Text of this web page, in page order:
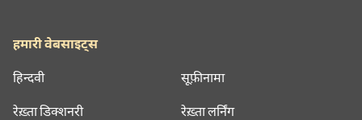
हमारी वेबसाइट्स
हिन्दवी सूफ़ीनामा
रेख़्ता डिक्शनरी रेख़्ता लर्निंग